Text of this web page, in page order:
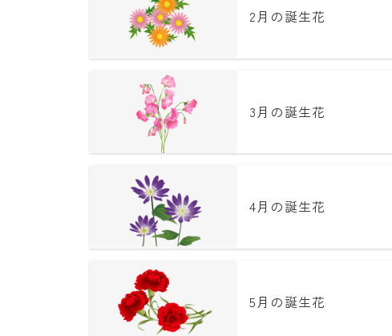
2月の誕生花
3月の誕生花
4月の誕生花
5月の誕生花